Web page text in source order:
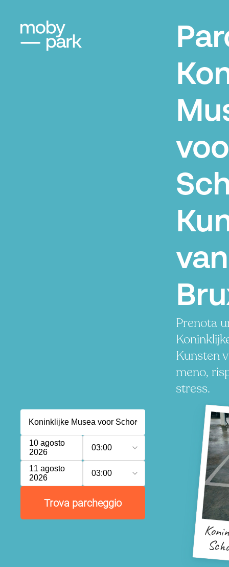
Prenota
Kunsten
meno,
stress.
10 agosto
2026
03:00
11 agosto
2026
03:00
Trova parcheggio